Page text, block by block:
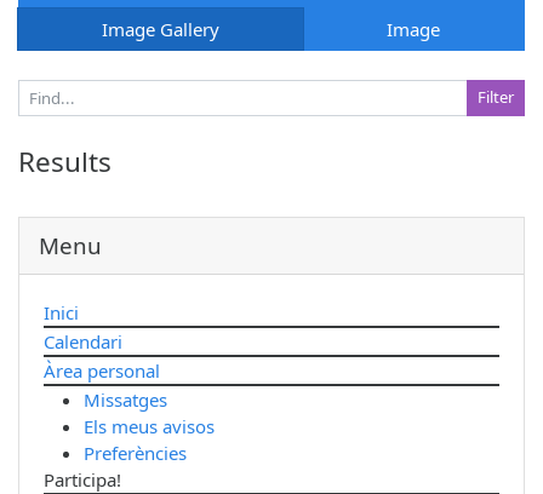
Image Gallery
Image
Results
Menu
Inici
Calendari
Àrea personal
Missatges
Els meus avisos
Preferències
Participa!